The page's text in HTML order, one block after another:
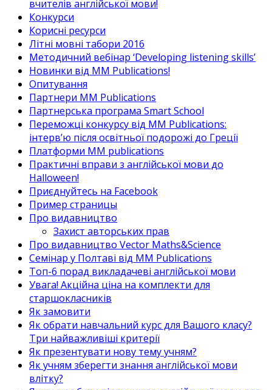
вчителів англійської мови!
Конкурси
Корисні ресурси
Літні мовні табори 2016
Методичний вебінар ‘Developing listening skills’
Новинки від MM Publications!
Опитування
Партнери MM Publications
Партнерська програма Smart School
Переможці конкурсу від MM Publications:
інтерв’ю після освітньої подорожі до Греції
Платформи MM publications
Практичні вправи з англійської мови до
Halloween!
Приєднуйтесь на Facebook
Пример страницы
Про видавництво
Захист авторських прав
Про видавництво Vector Maths&Science
Семінар у Полтаві від MM Publications
Топ-6 порад викладачеві англійської мови
Увага! Акційна ціна на комплекти для
старшокласників
Як замовити
Як обрати навчальний курс для Вашого класу?
Три найважливіші критерії
Як презентувати нову тему учням?
Як учням зберегти знання англійської мови
влітку?